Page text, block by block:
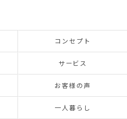
コンセプト
サービス
お客様の声
一人暮らし